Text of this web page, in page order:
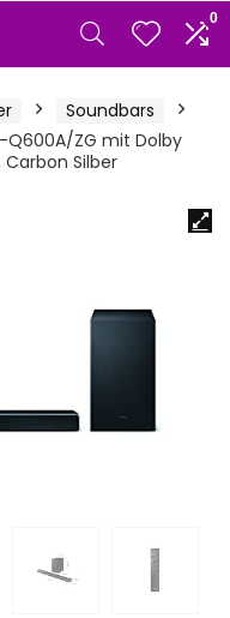
0
Soundbars
Q600A/ZG mit Dolby
Carbon Silber